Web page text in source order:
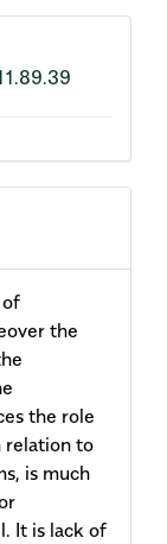
the
the role
relation to
is much
It is lack of